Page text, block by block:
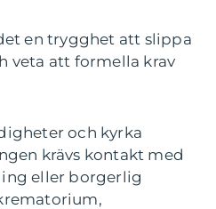
en trygghet att slippa
veta att formella krav
och kyrka
krävs kontakt med
eller borgerlig